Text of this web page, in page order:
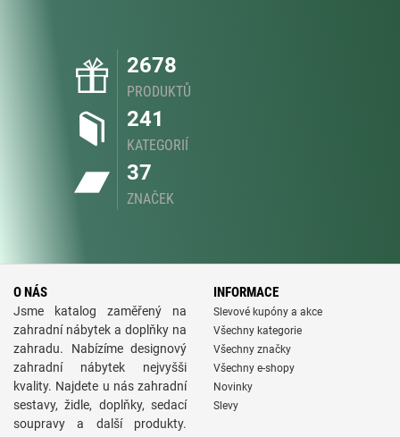
2678
PRODUKTŮ
241
KATEGORIÍ
37
ZNAČEK
O NÁS
Jsme katalog zaměřený na
zahradní nábytek a doplňky na
zahradu. Nabízíme designový
zahradní nábytek nejvyšši
kvality. Najdete u nás zahradní
sestavy, židle, doplňky, sedací
soupravy a další produkty.
INFORMACE
Slevové kupóny a akce
Všechny kategorie
Všechny značky
Všechny e-shopy
Novinky
Slevy